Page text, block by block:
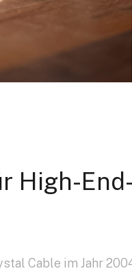
High-End-
Cable im Jahr